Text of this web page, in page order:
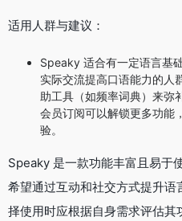
适用人群与建议：
Speaky 适合有一定语言基
实际交流提高口语能力的人
助工具（如频率词典）来弥
会员订阅可以解锁更多功能
验。
Speaky 是一款功能丰富且易于
希望通过互动和社交方式提升
择使用时应根据自身需求评估其